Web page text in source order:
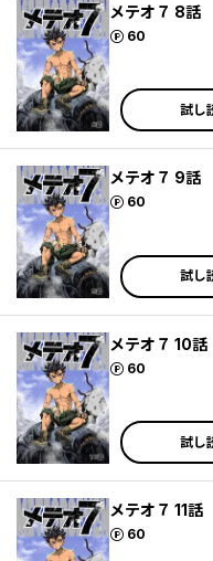
メテオ７ 8話
60
ポイント
試し
メテオ７ 9話
60
ポイント
試し
メテオ７ 10話
60
ポイント
試し
メテオ７ 11話
60
ポイント